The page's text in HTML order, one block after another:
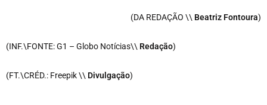
(DA REDAÇÃO \\ Beatriz Fontoura)
(INF.\FONTE: G1 – Globo Notícias\\ Redação)
(FT.\CRÉD.: Freepik \\ Divulgação)